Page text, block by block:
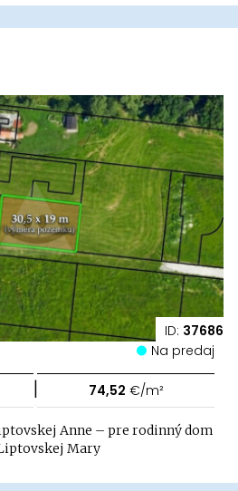
ID: 37686
Na predaj
| 74,52 €/m²
Anne – pre rodinný dom
Mary